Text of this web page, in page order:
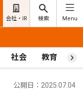
会社・IR 検索 Menu
社会 教育 ス
公開日：2025.07.04